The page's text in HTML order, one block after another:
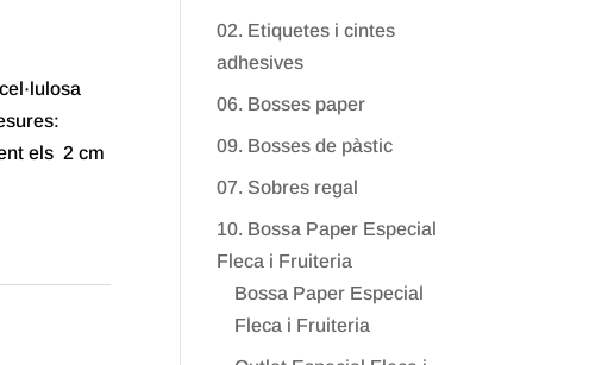
els 2 cm
02. Etiquetes i cintes
adhesives
06. Bosses paper
09. Bosses de pàstic
07. Sobres regal
10. Bossa Paper Especial
Fleca i Fruiteria
Bossa Paper Especial
Fleca i Fruiteria